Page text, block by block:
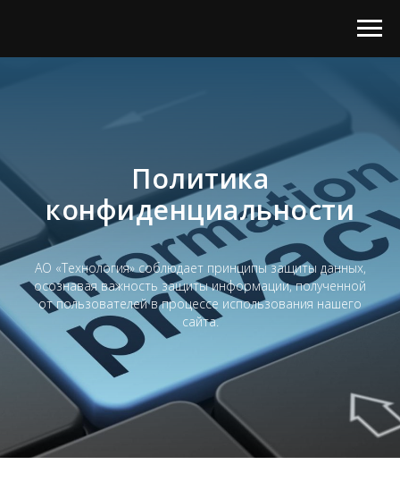
Политика
конфиденциальности
АО «Технология» соблюдает принципы защиты данных,
осознавая важность защиты информации, полученной
от пользователей в процессе использования нашего
сайта.